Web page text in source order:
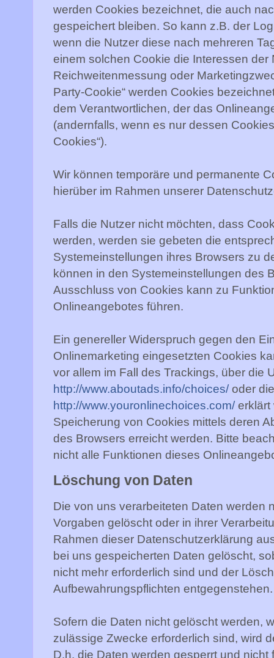
werden Cookies bezeichnet, die auch
gespeichert bleiben. So kann z.B. der
wenn die Nutzer diese nach mehreren
einem solchen Cookie die Interessen
Reichweitenmessung oder
Party-Cookie“ werden Cookies
dem Verantwortlichen, der das
(andernfalls, wenn es nur dessen
Cookies“).
Wir können temporäre und permanente
hierüber im Rahmen unserer
Falls die Nutzer nicht möchten, dass
werden, werden sie gebeten die
Systemeinstellungen ihres Browsers zu
können in den Systemeinstellungen des
Ausschluss von Cookies kann zu
Onlineangebotes führen.
Ein genereller Widerspruch gegen den
Onlinemarketing eingesetzten Cookies
vor allem im Fall des Trackings, über die
http://www.aboutads.info/choices/ oder
http://www.youronlinechoices.com/ erklärt
Speicherung von Cookies mittels deren
des Browsers erreicht werden. Bitte
nicht alle Funktionen dieses
Löschung von Daten
Die von uns verarbeiteten Daten werden
Vorgaben gelöscht oder in ihrer
Rahmen dieser Datenschutzerklärung
bei uns gespeicherten Daten gelöscht,
nicht mehr erforderlich sind und der
Aufbewahrungspflichten entgegenstehen.
Sofern die Daten nicht gelöscht werden,
zulässige Zwecke erforderlich sind, wird
D.h. die Daten werden gesperrt und